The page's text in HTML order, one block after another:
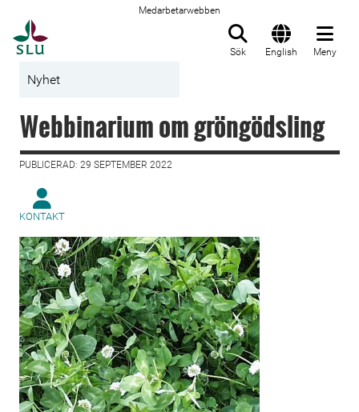
Medarbetarwebben
Sök English Meny
Nyhet
Webbinarium om gröngödsling
PUBLICERAD: 29 SEPTEMBER 2022
KONTAKT